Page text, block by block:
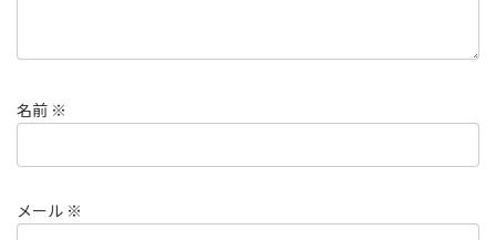
名前 ※
メール ※